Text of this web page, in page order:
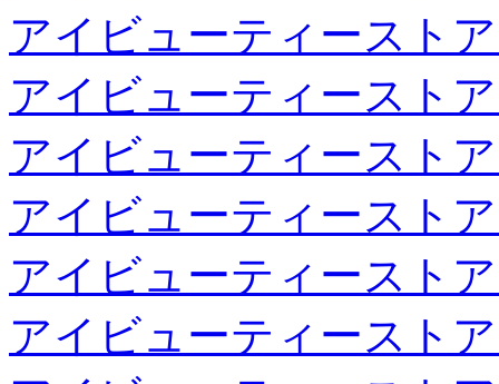
アイビューティースト
アイビューティースト
アイビューティースト
アイビューティースト
アイビューティースト
アイビューティースト